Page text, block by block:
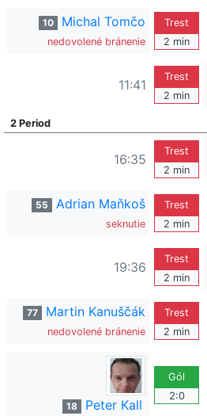
10 Michal Tomčo
nedovolené bránenie
Trest
2 min
11:41
Trest
2 min
2 Period
16:35
Trest
2 min
55 Adrian Maňkoš
seknutie
Trest
2 min
19:36
Trest
2 min
77 Martin Kanuščák
nedovolené bránenie
Trest
2 min
18 Peter Kall
Gól
2:0